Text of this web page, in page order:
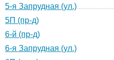
5-я Запрудная (ул.)
5П (пр-д)
6-й (пр-д)
6-я Запрудная (ул.)